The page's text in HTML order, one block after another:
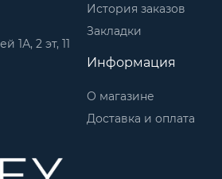
1А, 2 эт, 11
История заказов
Закладки
Информация
О магазине
Доставка и оплата